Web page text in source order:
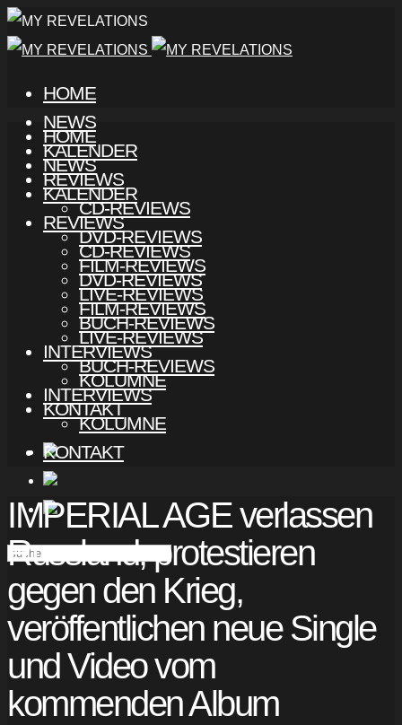
HOME
NEWS
KALENDER
REVIEWS
CD-REVIEWS
DVD-REVIEWS
FILM-REVIEWS
LIVE-REVIEWS
BUCH-REVIEWS
INTERVIEWS
KOLUMNE
KONTAKT
HOME
NEWS
KALENDER
REVIEWS
CD-REVIEWS
DVD-REVIEWS
FILM-REVIEWS
LIVE-REVIEWS
BUCH-REVIEWS
INTERVIEWS
KOLUMNE
KONTAKT
IMPERIAL AGE verlassen
Russland, protestieren
gegen den Krieg,
veröffentlichen neue Single
und Video vom
kommenden Album